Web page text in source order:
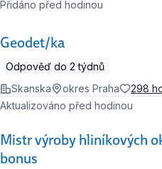
Geodet/ka
Přidáno před hodinou
Odpověď do 2 týdnů
Skanska
okres Praha 298
Mistr výroby hliníkových
bonus
Aktualizováno před hodinou